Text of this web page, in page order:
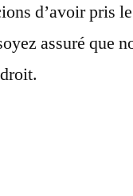
d’avoir pris
assuré que